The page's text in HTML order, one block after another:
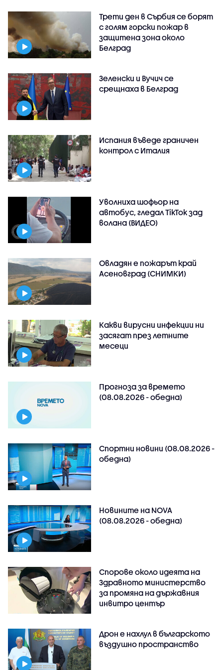
Трети ден в Сърбия се борят
с голям горски пожар в
защитена зона около
Белград
Зеленски и Вучич се
срещнаха в Белград
Испания въведе граничен
контрол с Италия
Уволниха шофьор на
автобус, гледал TikTok зад
волана (ВИДЕО)
Овладян е пожарът край
Асеновград (СНИМКИ)
Какви вирусни инфекции ни
засягат през летните
месеци
Прогноза за времето
(08.08.2026 - обедна)
Спортни новини (08.08.2026 -
обедна)
Новините на NOVA
(08.08.2026 - обедна)
Спорове около идеята на
Здравното министерство
за промяна на държавния
инвитро център
Дрон е нахлул в българското
въздушно пространство